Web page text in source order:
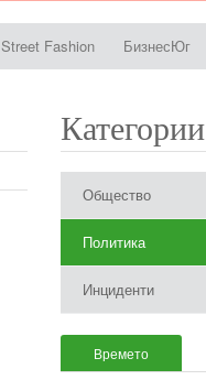
Street Fashion БизнесЮг
Категории
Общество
Политика
Инциденти
Времето